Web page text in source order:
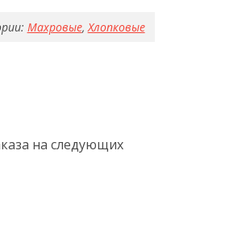
Махровые, Хлопковые
на следующих